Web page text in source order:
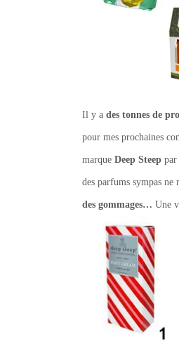
Il y a des tonnes de
pour mes prochaines
marque Deep Steep par
des parfums sympas ne
des gommages… Une